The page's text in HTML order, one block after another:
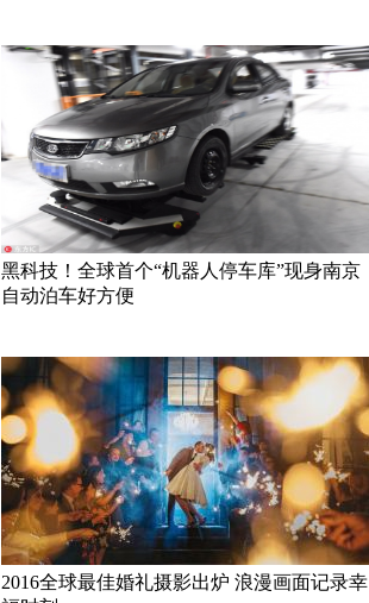
黑科技！全球首个“机器人停车库”现身南京
自动泊车好方便
2016全球最佳婚礼摄影出炉 浪漫画面记录幸